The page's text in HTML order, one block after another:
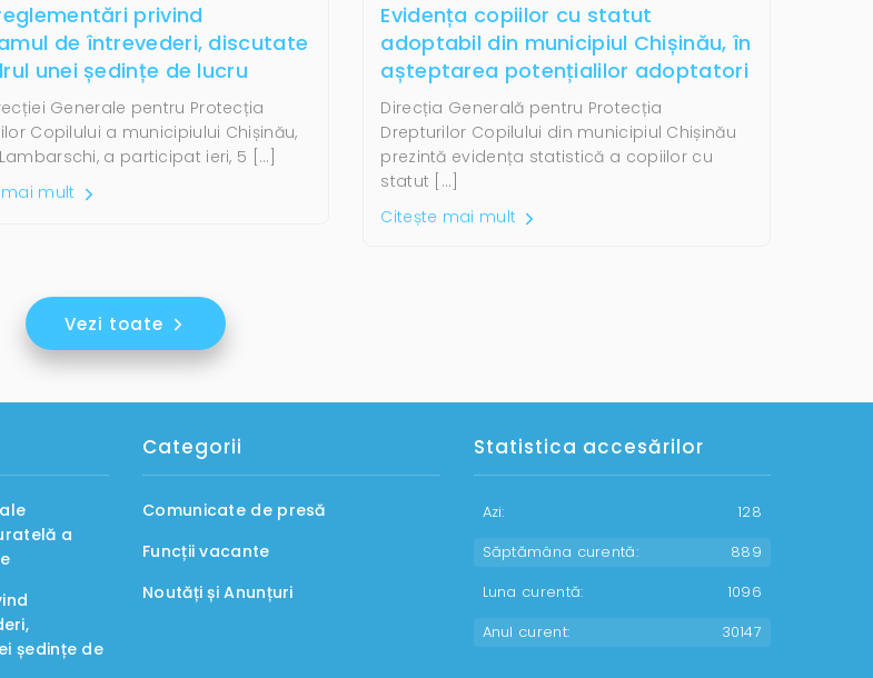
privind
de întrevederi, discutate
unei ședințe de lucru
Generale pentru Protecția
Copilului a municipiului Chișinău,
a participat ieri, 5 […]
mult
Evidența copiilor cu statut
adoptabil din municipiul Chișinău, în
așteptarea potențialilor adoptatori
Direcția Generală pentru Protecția
Drepturilor Copilului din municipiul Chișinău
prezintă evidența statistică a copiilor cu
statut […]
Citește mai mult
Vezi toate
a
ședințe de
Categorii
Comunicate de presă
Funcții vacante
Noutăți și Anunțuri
Statistica accesărilor
Azi:
128
Săptămâna curentă:
889
Luna curentă:
1096
Anul curent:
30147